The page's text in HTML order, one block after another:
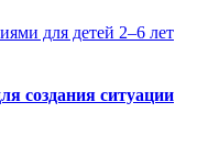
для детей 2–6 лет
создания ситуации